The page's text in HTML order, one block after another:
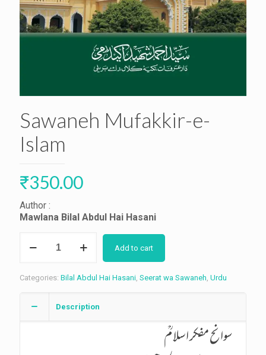
Sawaneh Mufakkir-e-
Islam
₹350.00
Author :
Mawlana Bilal Abdul Hai Hasani
Mufakkir-
quantity
Add to cart
Categories: Bilal Abdul Hai Hasani, Seerat wa Sawaneh, Urdu
Description
سوانح مفکر اسلامؒ